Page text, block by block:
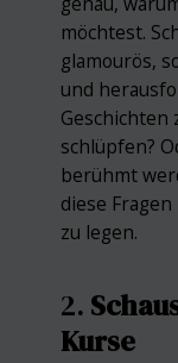
möchtest.
glamourös,
und
Geschichten
schlüpfen?
berühmt
diese
zu legen.
2.
Kurse